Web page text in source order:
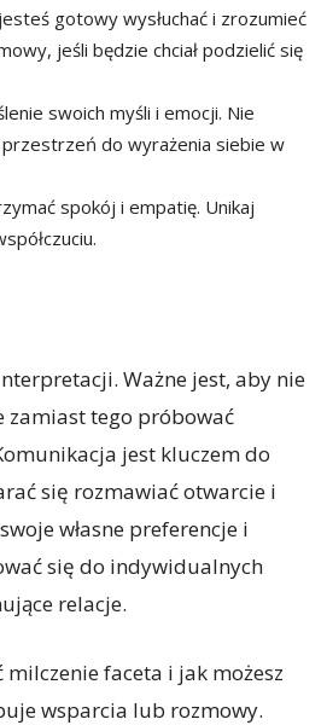
gotowy wysłuchać i zrozumieć
jeśli będzie chciał podzielić się
swoich myśli i emocji. Nie
do wyrażenia siebie w
spokój i empatię. Unikaj
Ważne jest, aby nie
zamiast tego próbować
jest kluczem do
się rozmawiać otwarcie i
własne preferencje i
się do indywidualnych
relacje.
milczenie faceta i jak możesz
wsparcia lub rozmowy.